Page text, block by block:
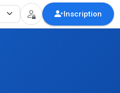
Inscription